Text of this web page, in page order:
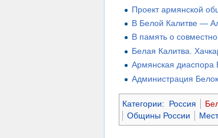
Проект армянской
В Белой Калитве —
В память о
Белая Калитва.
Армянская диаспора
Администрация
Категории: Россия
Общины России